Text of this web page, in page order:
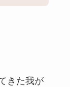
きた我が